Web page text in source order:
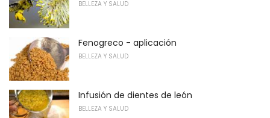
BELLEZA Y SALUD
Fenogreco - aplicación
BELLEZA Y SALUD
Infusión de dientes de león
BELLEZA Y SALUD